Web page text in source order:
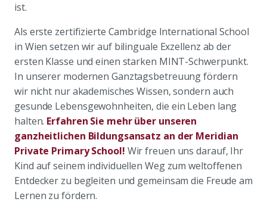
ist.
Als erste zertifizierte Cambridge International School
in Wien setzen wir auf bilinguale Exzellenz ab der
ersten Klasse und einen starken MINT-Schwerpunkt.
In unserer modernen Ganztagsbetreuung fördern
wir nicht nur akademisches Wissen, sondern auch
gesunde Lebensgewohnheiten, die ein Leben lang
halten. Erfahren Sie mehr über unseren
ganzheitlichen Bildungsansatz an der Meridian
Private Primary School! Wir freuen uns darauf, Ihr
Kind auf seinem individuellen Weg zum weltoffenen
Entdecker zu begleiten und gemeinsam die Freude am
Lernen zu fördern.